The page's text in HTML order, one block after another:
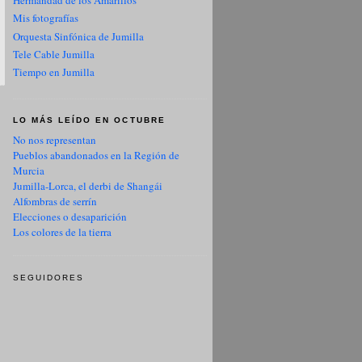
Mis fotografías
Orquesta Sinfónica de Jumilla
Tele Cable Jumilla
Tiempo en Jumilla
LO MÁS LEÍDO EN OCTUBRE
No nos representan
Pueblos abandonados en la Región de
Murcia
Jumilla-Lorca, el derbi de Shangái
Alfombras de serrín
Elecciones o desaparición
Los colores de la tierra
SEGUIDORES